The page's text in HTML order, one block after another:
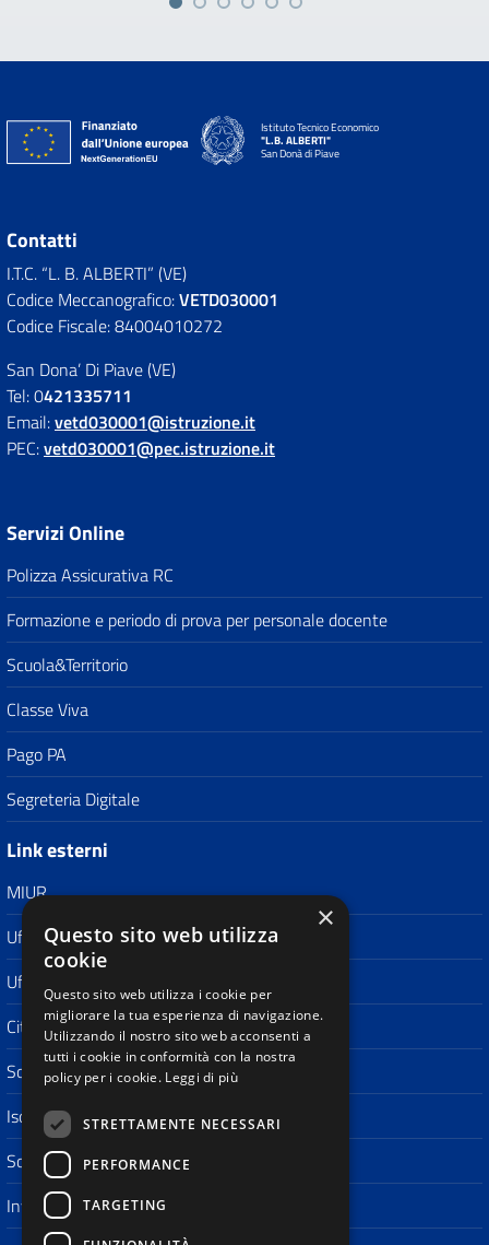
Istituto Tecnico Economico
"L.B. ALBERTI"
San Donà di Piave
Contatti
I.T.C. “L. B. ALBERTI” (VE)
Codice Meccanografico:VETD030001
Codice Fiscale: 84004010272
San Dona’ Di Piave (VE)
Tel: 0421335711
Email:vetd030001@istruzione.it
PEC:vetd030001@pec.istruzione.it
Servizi Online
Polizza Assicurativa RC
Formazione e periodo di prova per personale docente
Scuola&Territorio
Classe Viva
Pago PA
Segreteria Digitale
Link esterni
MIUR
Ufficio Scolastico Regionale
Ufficio Scolastico Territoriale
Città di San Donà di Piave
Scuola in Chiaro
Iscrizioni On Line
Scuola polo per la formazione
Invalsi
×
Questo sito web utilizza
cookie
Questo sito web utilizza i cookie per
migliorare la tua esperienza di navigazione.
Utilizzando il nostro sito web acconsenti a
tutti i cookie in conformità con la nostra
policy per i cookie. Leggi di più
STRETTAMENTE NECESSARI
PERFORMANCE
TARGETING